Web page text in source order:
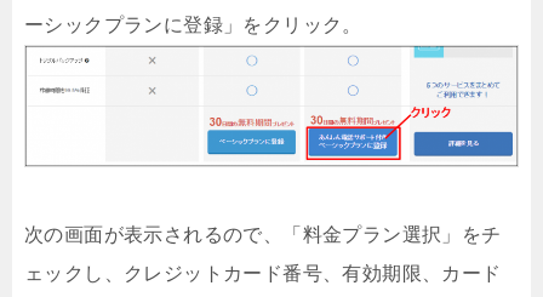
ーシックプランに登録」をクリック。
次の画面が表示されるので、「料金プラン選択」をチ
ェックし、クレジットカード番号、有効期限、カード